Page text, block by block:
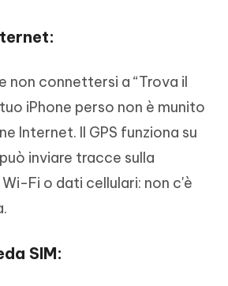
non connettersi a “Trova il
iPhone perso non è munito
Internet. Il GPS funziona su
inviare tracce sulla
Fi o dati cellulari: non c'è
SIM: